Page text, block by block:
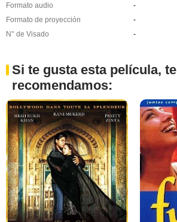
Formato audio
-
Formato de proyección
-
N° de Visado
-
Si te gusta esta película, te
recomendamos: